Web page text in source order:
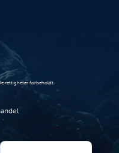
rettigheter forbeholdt.